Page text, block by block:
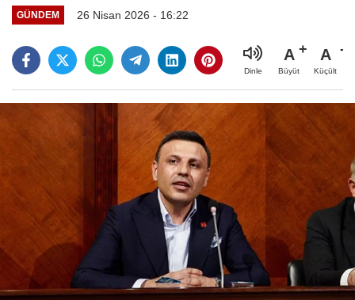
GÜNDEM 26 Nisan 2026 - 16:22
Dinle
A
Büyüt
A
Küçült